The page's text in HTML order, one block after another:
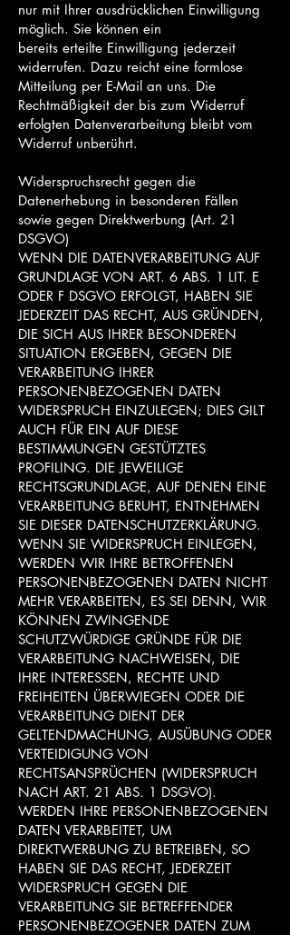
nur mit Ihrer ausdrücklichen Einwilligung
möglich. Sie können ein
bereits erteilte Einwilligung jederzeit
widerrufen. Dazu reicht eine formlose
Mitteilung per E-Mail an uns. Die
Rechtmäßigkeit der bis zum Widerruf
erfolgten Datenverarbeitung bleibt vom
Widerruf unberührt.
Widerspruchsrecht gegen die
Datenerhebung in besonderen Fällen
sowie gegen Direktwerbung (Art. 21
DSGVO)
WENN DIE DATENVERARBEITUNG AUF
GRUNDLAGE VON ART. 6 ABS. 1 LIT. E
ODER F DSGVO ERFOLGT, HABEN SIE
JEDERZEIT DAS RECHT, AUS GRÜNDEN,
DIE SICH AUS IHRER BESONDEREN
SITUATION ERGEBEN, GEGEN DIE
VERARBEITUNG IHRER
PERSONENBEZOGENEN DATEN
WIDERSPRUCH EINZULEGEN; DIES GILT
AUCH FÜR EIN AUF DIESE
BESTIMMUNGEN GESTÜTZTES
PROFILING. DIE JEWEILIGE
RECHTSGRUNDLAGE, AUF DENEN EINE
VERARBEITUNG BERUHT, ENTNEHMEN
SIE DIESER DATENSCHUTZERKLÄRUNG.
WENN SIE WIDERSPRUCH EINLEGEN,
WERDEN WIR IHRE BETROFFENEN
PERSONENBEZOGENEN DATEN NICHT
MEHR VERARBEITEN, ES SEI DENN, WIR
KÖNNEN ZWINGENDE
SCHUTZWÜRDIGE GRÜNDE FÜR DIE
VERARBEITUNG NACHWEISEN, DIE
IHRE INTERESSEN, RECHTE UND
FREIHEITEN ÜBERWIEGEN ODER DIE
VERARBEITUNG DIENT DER
GELTENDMACHUNG, AUSÜBUNG ODER
VERTEIDIGUNG VON
RECHTSANSPRÜCHEN (WIDERSPRUCH
NACH ART. 21 ABS. 1 DSGVO).
WERDEN IHRE PERSONENBEZOGENEN
DATEN VERARBEITET, UM
DIREKTWERBUNG ZU BETREIBEN, SO
HABEN SIE DAS RECHT, JEDERZEIT
WIDERSPRUCH GEGEN DIE
VERARBEITUNG SIE BETREFFENDER
PERSONENBEZOGENER DATEN ZUM